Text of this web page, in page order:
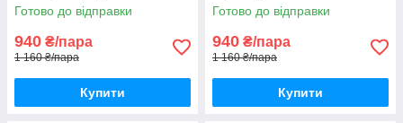
Готово до відправки
940 ₴/пара
1 160 ₴/пара
Купити
Готово до відправки
940 ₴/пара
1 160 ₴/пара
Купити